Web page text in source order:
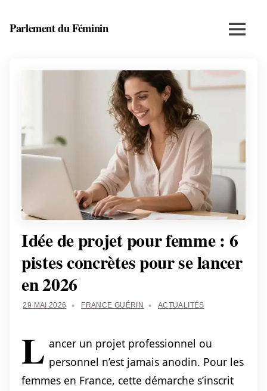
Parlement du Féminin
féminin
Menu
Idée de projet pour femme : 6
pistes concrètes pour se lancer
en 2026
29 MAI 2026 FRANCE GUÉRIN ACTUALITÉS
L ancer un projet professionnel ou
personnel n’est jamais anodin. Pour les
femmes en France, cette démarche s’inscrit